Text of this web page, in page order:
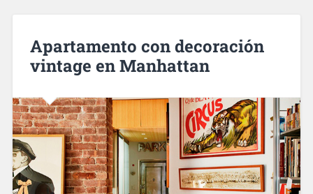
Apartamento con decoración
vintage en Manhattan